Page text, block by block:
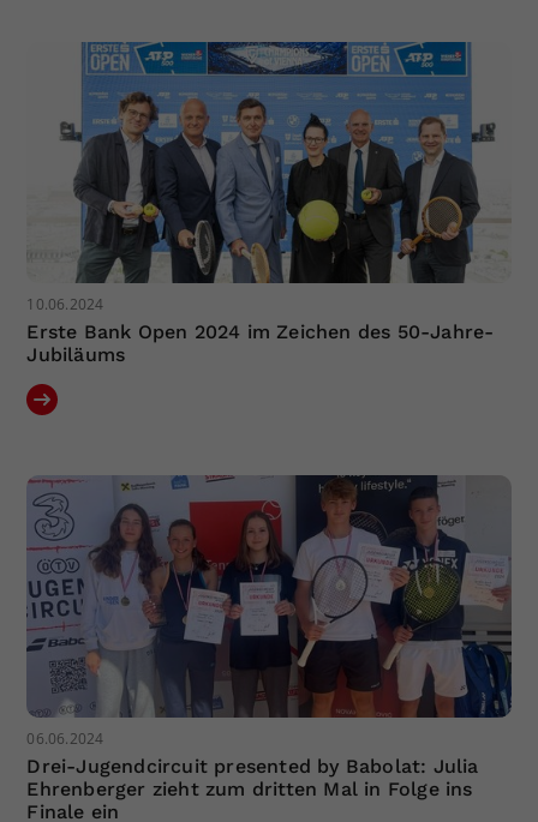
10.06.2024
Erste Bank Open 2024 im Zeichen des 50-Jahre-
Jubiläums
06.06.2024
Drei-Jugendcircuit presented by Babolat: Julia
Ehrenberger zieht zum dritten Mal in Folge ins
Finale ein